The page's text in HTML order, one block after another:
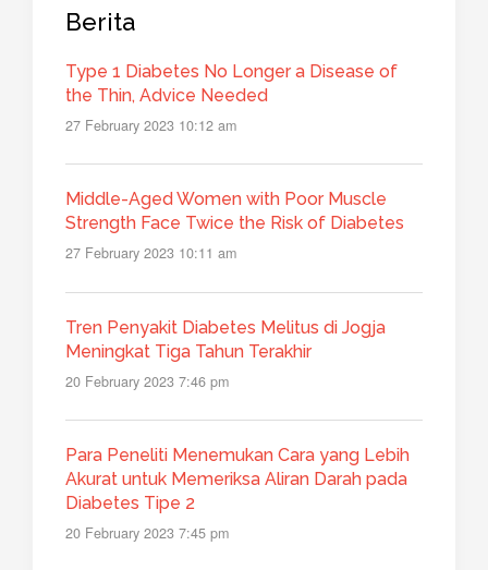
Berita
Type 1 Diabetes No Longer a Disease of
the Thin, Advice Needed
27 February 2023 10:12 am
Middle-Aged Women with Poor Muscle
Strength Face Twice the Risk of Diabetes
27 February 2023 10:11 am
Tren Penyakit Diabetes Melitus di Jogja
Meningkat Tiga Tahun Terakhir
20 February 2023 7:46 pm
Para Peneliti Menemukan Cara yang Lebih
Akurat untuk Memeriksa Aliran Darah pada
Diabetes Tipe 2
20 February 2023 7:45 pm